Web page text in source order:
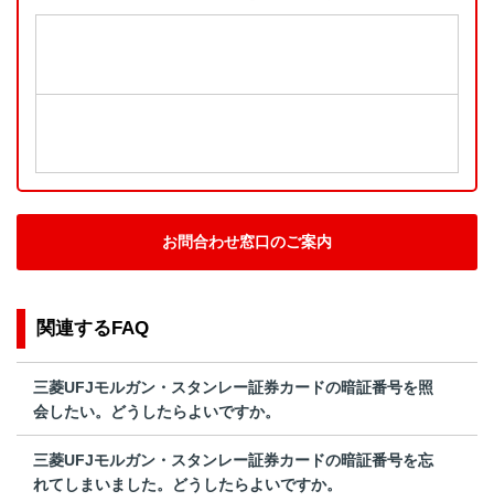
お問合わせ窓口のご案内
関連するFAQ
三菱UFJモルガン・スタンレー証券カードの暗証番号を照
会したい。どうしたらよいですか。
三菱UFJモルガン・スタンレー証券カードの暗証番号を忘
れてしまいました。どうしたらよいですか。